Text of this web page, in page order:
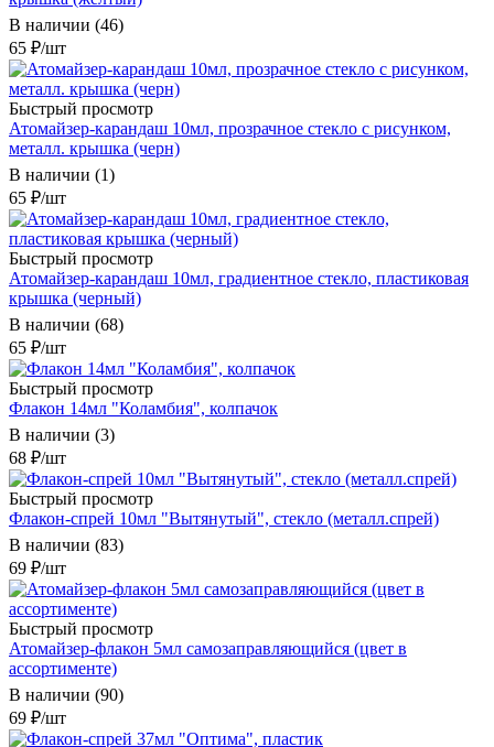
В наличии (46)
65 ₽/шт
Быстрый просмотр
Атомайзер-карандаш 10мл, прозрачное стекло с рисунком,
металл. крышка (черн)
В наличии (1)
65 ₽/шт
Быстрый просмотр
Атомайзер-карандаш 10мл, градиентное стекло, пластиковая
крышка (черный)
В наличии (68)
65 ₽/шт
Быстрый просмотр
Флакон 14мл "Коламбия", колпачок
В наличии (3)
68 ₽/шт
Быстрый просмотр
Флакон-спрей 10мл "Вытянутый", стекло (металл.спрей)
В наличии (83)
69 ₽/шт
Быстрый просмотр
Атомайзер-флакон 5мл самозаправляющийся (цвет в
ассортименте)
В наличии (90)
69 ₽/шт